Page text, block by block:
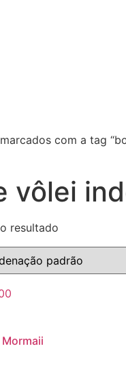
com a tag
vôlei
resultado